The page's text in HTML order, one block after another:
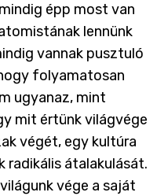
épp most van
lennünk
vannak pusztuló
folyamatosan
ugyanaz, mint
mit értünk világvége
végét, egy kultúra
radikális átalakulását.
vége a saját